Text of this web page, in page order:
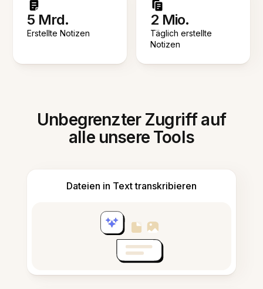
5 Mrd.
Erstellte Notizen
2 Mio.
Täglich erstellte
Notizen
Unbegrenzter Zugriff auf
alle unsere Tools
Dateien in Text transkribieren